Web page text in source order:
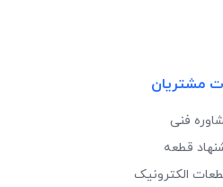
مشتریان
فنی
قطعه
الکترونیک